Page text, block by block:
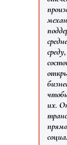
их.